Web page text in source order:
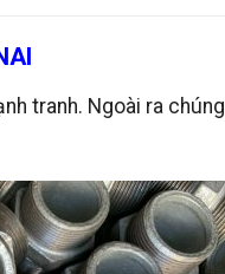
tranh. Ngoài ra chúng